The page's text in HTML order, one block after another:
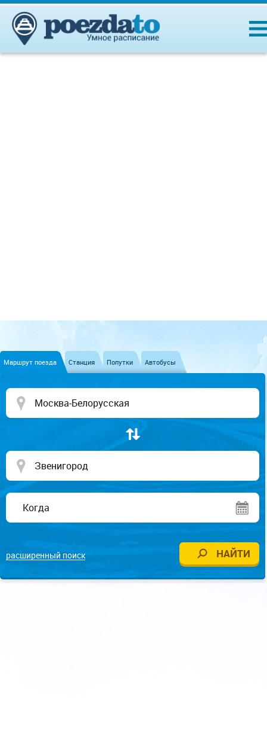
Маршрут поезда Станция Попутки Автобусы
расширенный поиск